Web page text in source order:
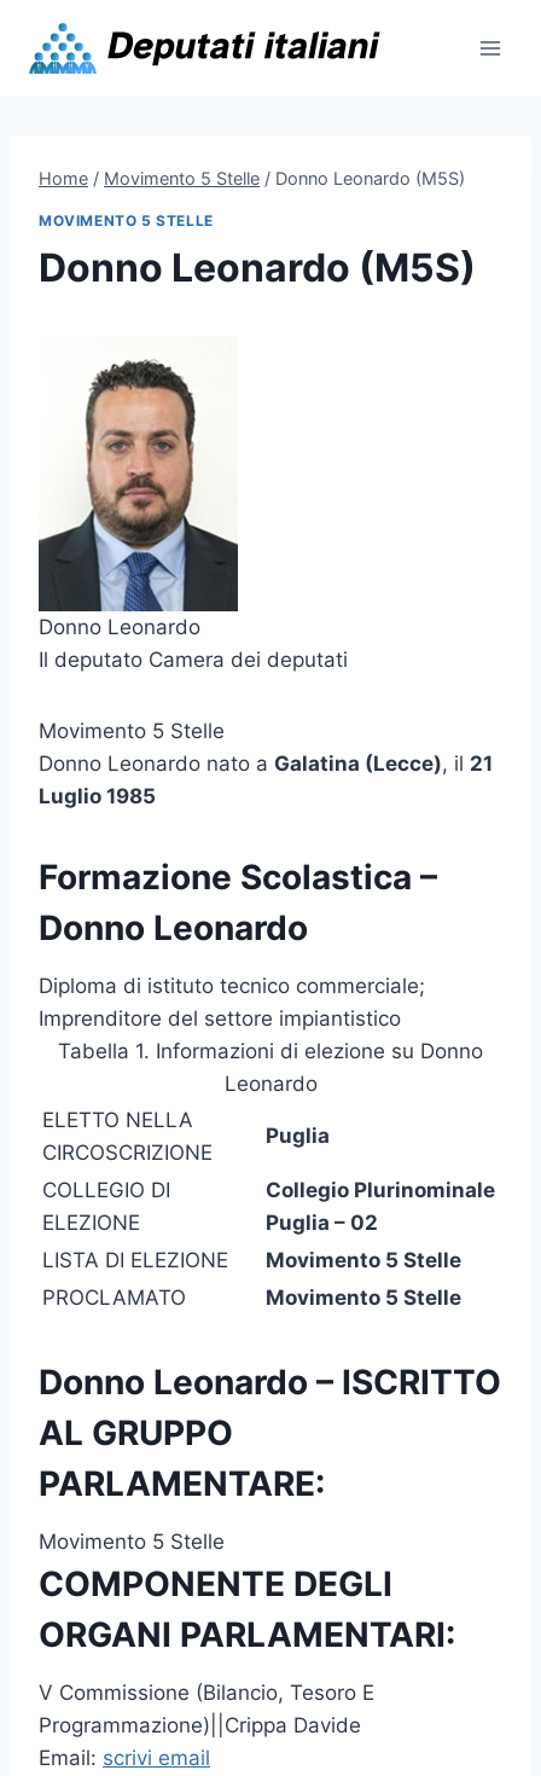
content
Home / Movimento 5 Stelle / Donno Leonardo (M5S)
MOVIMENTO 5 STELLE
Donno Leonardo (M5S)
Donno Leonardo
Il deputato Camera dei deputati
Movimento 5 Stelle
Donno Leonardo nato a Galatina (Lecce), il 21
Luglio 1985
Formazione Scolastica –
Donno Leonardo
Diploma di istituto tecnico commerciale;
Imprenditore del settore impiantistico
Tabella 1. Informazioni di elezione su Donno
Leonardo
ELETTO NELLA
CIRCOSCRIZIONE
Puglia
COLLEGIO DI
ELEZIONE
Collegio Plurinominale
Puglia – 02
LISTA DI ELEZIONE
Movimento 5 Stelle
PROCLAMATO
Movimento 5 Stelle
Donno Leonardo – ISCRITTO
AL GRUPPO
PARLAMENTARE:
Movimento 5 Stelle
COMPONENTE DEGLI
ORGANI PARLAMENTARI:
V Commissione (Bilancio, Tesoro E
Programmazione)||Crippa Davide
Email: scrivi email